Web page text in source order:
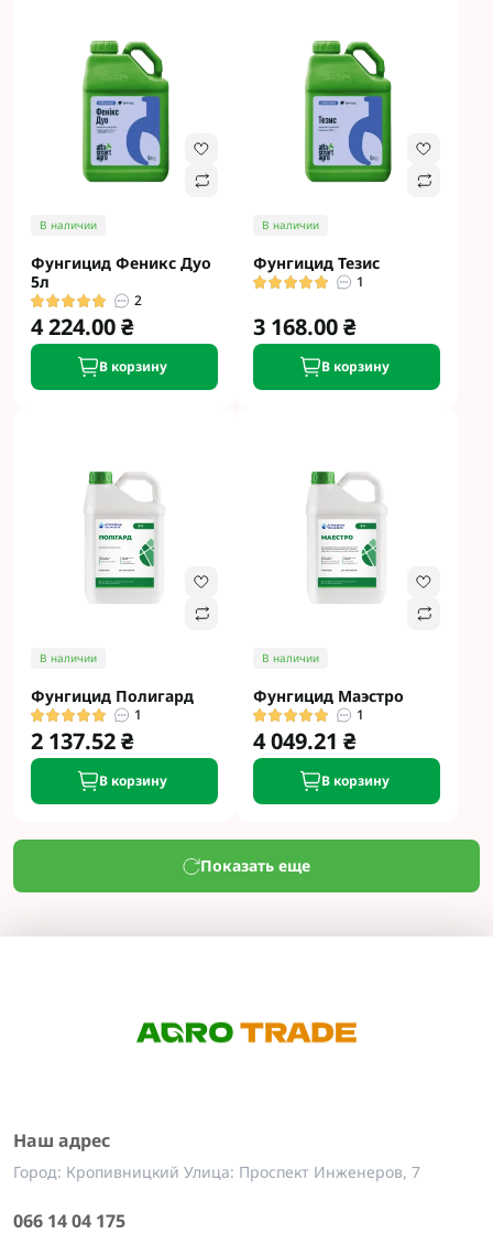
В наличии
Фунгицид Феникс Дуо
5л
2
4 224.00 ₴
В корзину
В наличии
Фунгицид Тезис
1
3 168.00 ₴
В корзину
В наличии
Фунгицид Полигард
1
2 137.52 ₴
В корзину
В наличии
Фунгицид Маэстро
1
4 049.21 ₴
В корзину
Показать еще
Наш адрес
Город: Кропивницкий Улица: Проспект Инженеров, 7
066 14 04 175